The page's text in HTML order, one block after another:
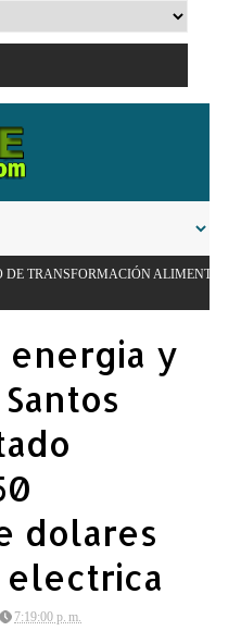
Y REDES ESCOLARES
energia y
dolares
7:19:00 p. m.